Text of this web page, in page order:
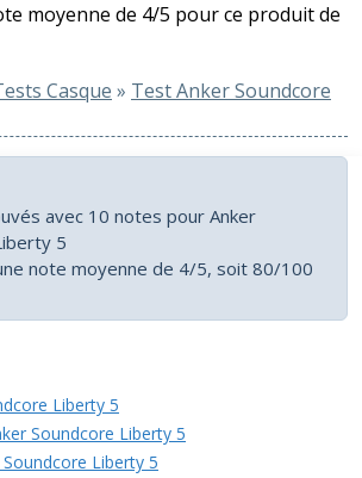
moyenne de 4/5 pour ce produit de
Casque » Test Anker Soundcore
avec 10 notes pour Anker
5
note moyenne de 4/5, soit 80/100
Liberty 5
Soundcore Liberty 5
Liberty 5